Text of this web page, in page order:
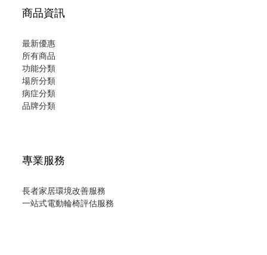
商品資訊
最新優惠
所有商品
功能分類
場所分類
病症分類
品牌分類
專業服務
長者家居環境改善服務
一站式電動輪椅評估服務